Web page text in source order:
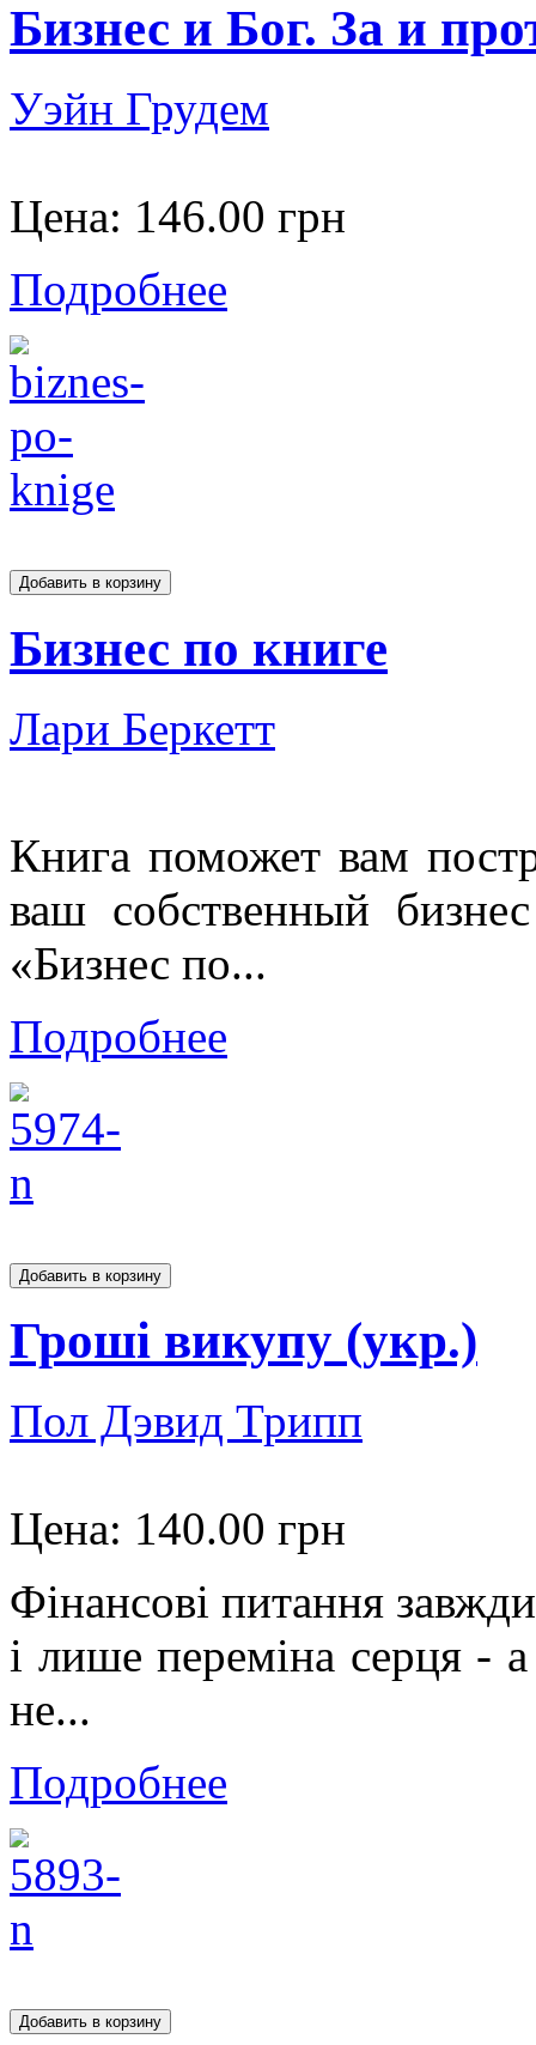
Бизнес и Бог. За и
Уэйн Грудем
Цена: 146.00 грн
Подробнее
Бизнес по книге
Лари Беркетт
Книга поможет вам
ваш собственный
«Бизнес по...
Подробнее
Гроші викупу (укр.)
Пол Дэвид Трипп
Цена: 140.00 грн
Фінансові питання
і лише переміна серця -
не...
Подробнее